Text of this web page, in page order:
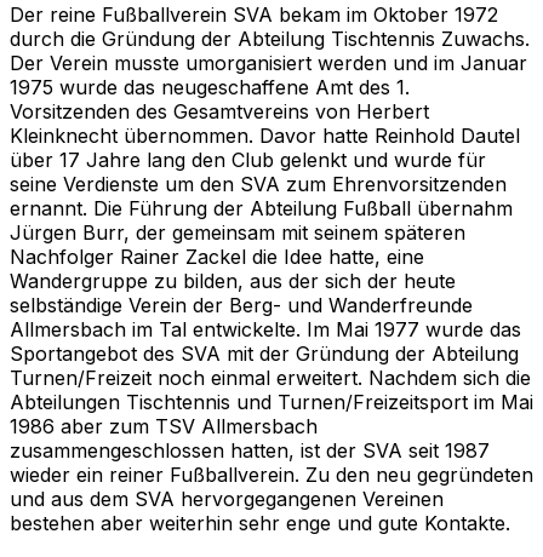
Der reine Fußballverein SVA bekam im Oktober 1972
durch die Gründung der Abteilung Tischtennis Zuwachs.
Der Verein musste umorganisiert werden und im Januar
1975 wurde das neugeschaffene Amt des 1.
Vorsitzenden des Gesamtvereins von Herbert
Kleinknecht übernommen. Davor hatte Reinhold Dautel
über 17 Jahre lang den Club gelenkt und wurde für
seine Verdienste um den SVA zum Ehrenvorsitzenden
ernannt. Die Führung der Abteilung Fußball übernahm
Jürgen Burr, der gemeinsam mit seinem späteren
Nachfolger Rainer Zackel die Idee hatte, eine
Wandergruppe zu bilden, aus der sich der heute
selbständige Verein der Berg- und Wanderfreunde
Allmersbach im Tal entwickelte. Im Mai 1977 wurde das
Sportangebot des SVA mit der Gründung der Abteilung
Turnen/Freizeit noch einmal erweitert. Nachdem sich die
Abteilungen Tischtennis und Turnen/Freizeitsport im Mai
1986 aber zum TSV Allmersbach
zusammengeschlossen hatten, ist der SVA seit 1987
wieder ein reiner Fußballverein. Zu den neu gegründeten
und aus dem SVA hervorgegangenen Vereinen
bestehen aber weiterhin sehr enge und gute Kontakte.